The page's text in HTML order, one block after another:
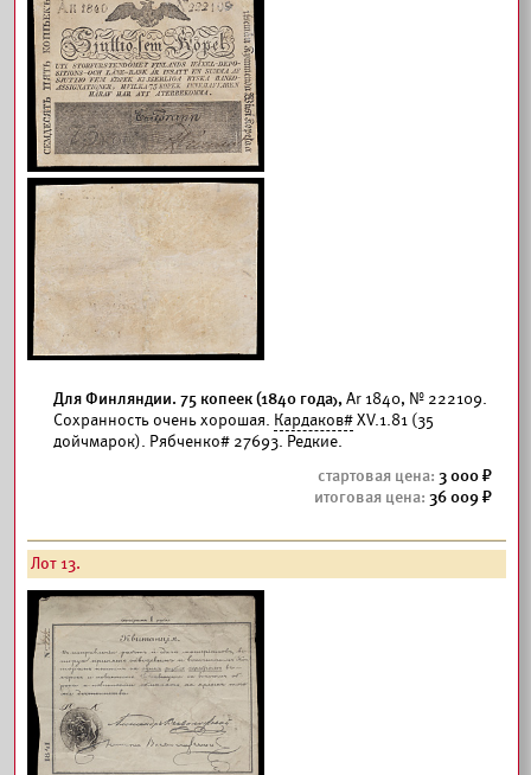
Для Финляндии. 75 копеек (1840 года),Ar 1840, № 222109.
Сохранность очень хорошая. Кардаков#XV.1.81 (35
дойчмарок). Рябченко# 27693. Редкие.
3 000
36 009
Лот 13.